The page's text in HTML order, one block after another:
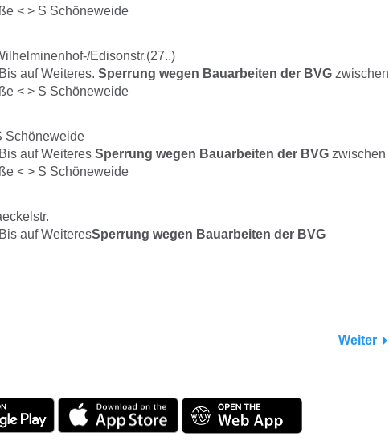
< > S Schöneweide
Edisonstr.(27..)
Bis auf Weiteres. Sperrung wegen Bauarbeiten der BVG zwischen
< > S Schöneweide
Schöneweide
Bis auf Weiteres Sperrung wegen Bauarbeiten der BVG zwischen
< > S Schöneweide
Bis auf WeiteresSperrung wegen Bauarbeiten der BVG
Weiter